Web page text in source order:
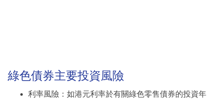
綠色債券主要投資風險
利率風險：如港元利率於有關綠色零售債券的投資年